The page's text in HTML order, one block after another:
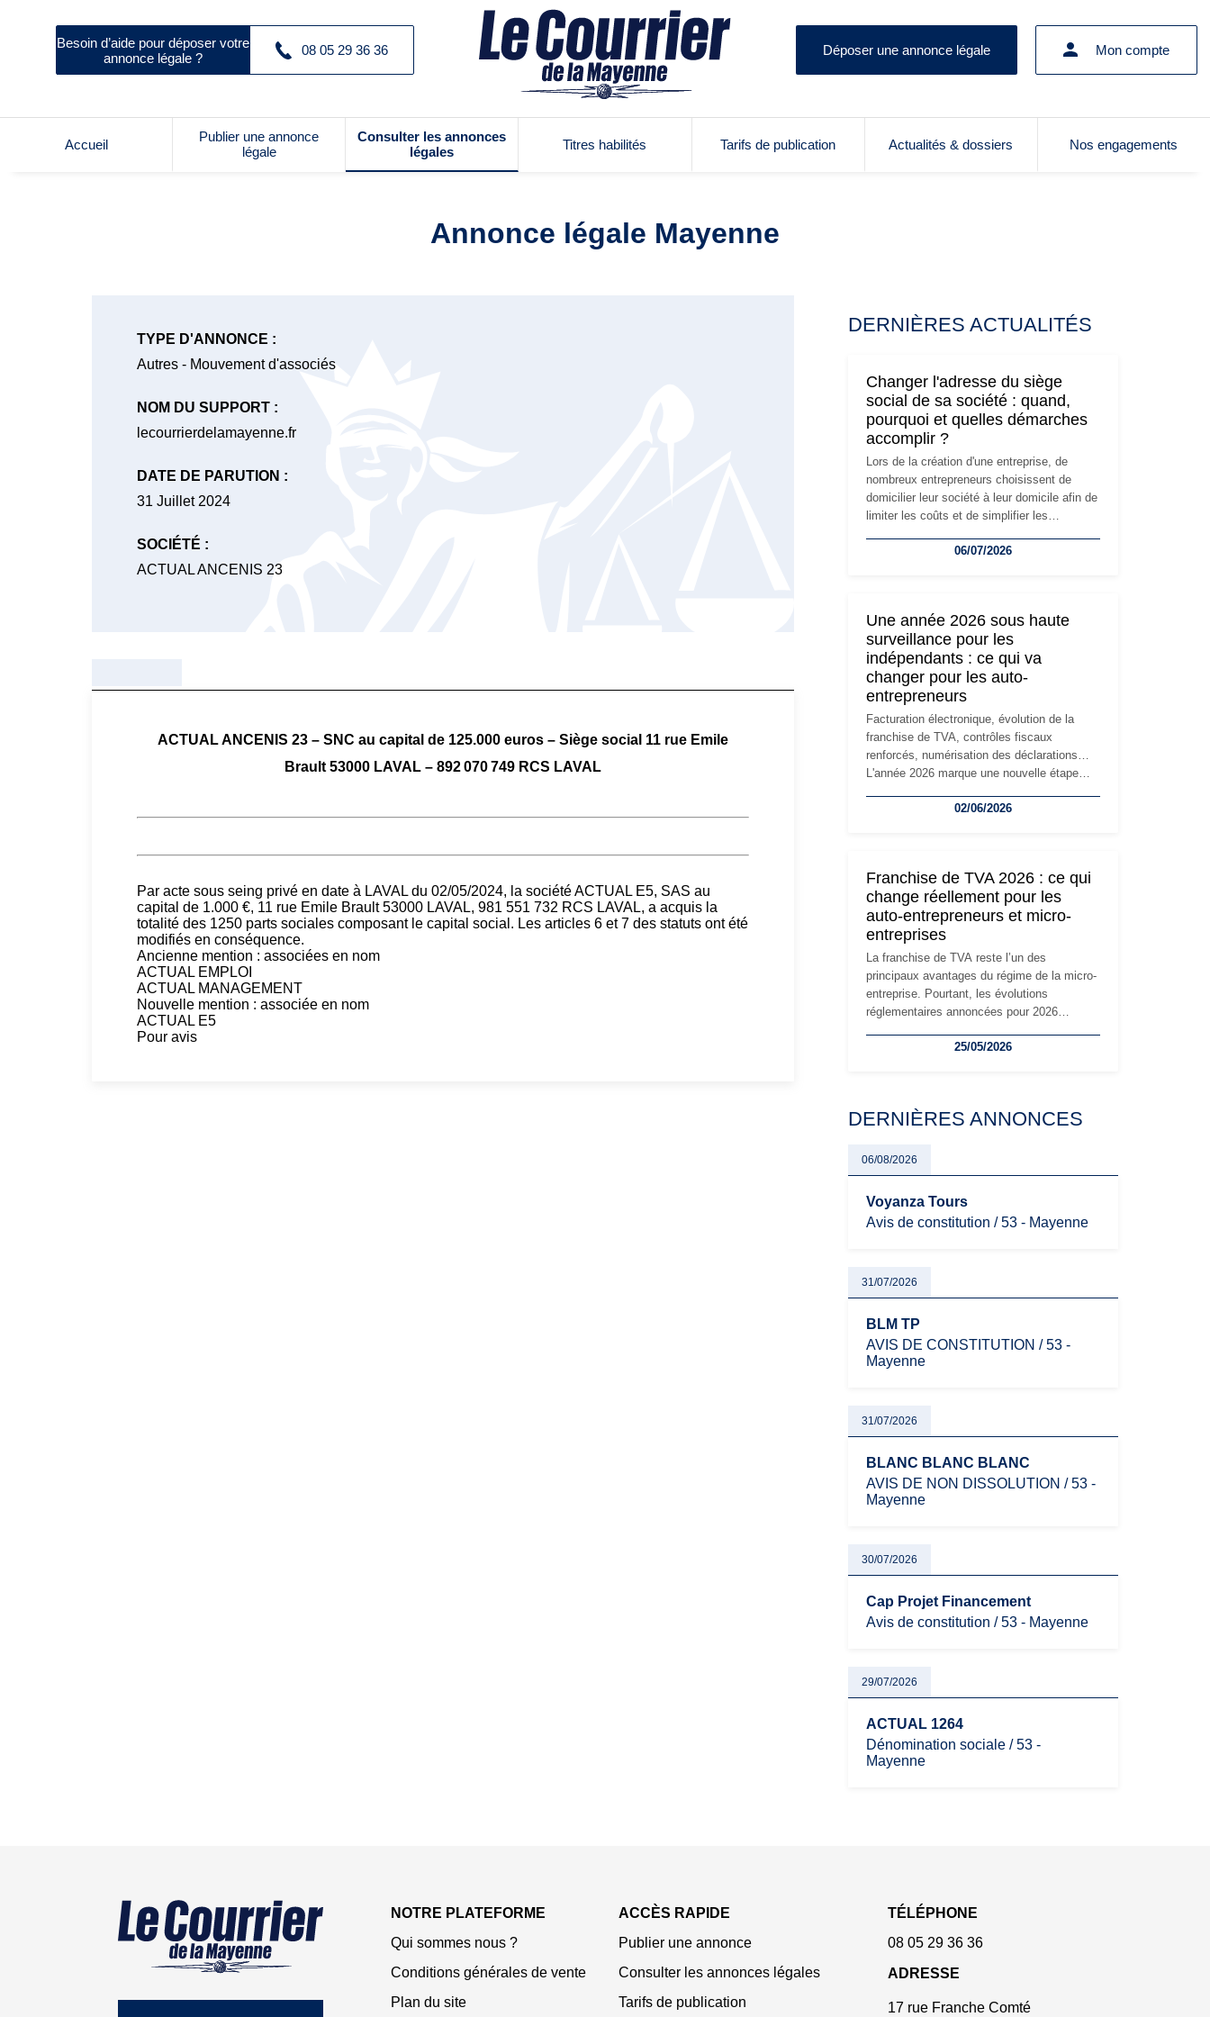
Besoin d’aide pour déposer votre
annonce légale ?
08 05 29 36 36 Déposer une annonce légale Mon compte
Accueil
Publier une annonce
légale
Consulter les annonces
légales
Titres habilités Tarifs de publication Actualités & dossiers Nos engagements
Annonce légale Mayenne
TYPE D'ANNONCE :
Autres - Mouvement d'associés
NOM DU SUPPORT :
lecourrierdelamayenne.fr
DATE DE PARUTION :
31 Juillet 2024
SOCIÉTÉ :
ACTUAL ANCENIS 23
ACTUAL ANCENIS 23 – SNC au capital de 125.000 euros – Siège social 11 rue Emile
Brault 53000 LAVAL – 892 070 749 RCS LAVAL
Par acte sous seing privé en date à LAVAL du 02/05/2024, la société ACTUAL E5, SAS au
capital de 1.000 €, 11 rue Emile Brault 53000 LAVAL, 981 551 732 RCS LAVAL, a acquis la
totalité des 1250 parts sociales composant le capital social. Les articles 6 et 7 des statuts ont été
modifiés en conséquence.
Ancienne mention : associées en nom
ACTUAL EMPLOI
ACTUAL MANAGEMENT
Nouvelle mention : associée en nom
ACTUAL E5
Pour avis
DERNIÈRES ACTUALITÉS
Changer l'adresse du siège
social de sa société : quand,
pourquoi et quelles démarches
accomplir ?
Lors de la création d'une entreprise, de
nombreux entrepreneurs choisissent de
domicilier leur société à leur domicile afin de
limiter les coûts et de simplifier les
l'activité, cette solution peut rapidement
siège social répond souvent à une nouvelle
étape de la vie de l'entreprise et implique
plusieurs formalités obligatoires.
06/07/2026
Une année 2026 sous haute
surveillance pour les
indépendants : ce qui va
changer pour les auto-
entrepreneurs
Facturation électronique, évolution de la
franchise de TVA, contrôles fiscaux
renforcés, numérisation des déclarations…
L'année 2026 marque une nouvelle étape
travailleurs indépendants. Si le régime de la
réglementaire plus exigeant. Décryptage des
principaux changements et des précautions
à prendre pour éviter les mauvaises
surprises.
02/06/2026
Franchise de TVA 2026 : ce qui
change réellement pour les
auto-entrepreneurs et micro-
entreprises
La franchise de TVA reste l’un des
principaux avantages du régime de la micro-
entreprise. Pourtant, les évolutions
réglementaires annoncées pour 2026
les auto-entrepreneurs, artisans et
évoluent dans un contexte de contrôle
oblige les indépendants à rester
particulièrement vigilants.
25/05/2026
DERNIÈRES ANNONCES
06/08/2026
Voyanza Tours
Avis de constitution / 53 - Mayenne
31/07/2026
BLM TP
AVIS DE CONSTITUTION / 53 -
Mayenne
31/07/2026
BLANC BLANC BLANC
AVIS DE NON DISSOLUTION / 53 -
Mayenne
30/07/2026
Cap Projet Financement
Avis de constitution / 53 - Mayenne
29/07/2026
ACTUAL 1264
Dénomination sociale / 53 -
Mayenne
NOTRE PLATEFORME
Qui sommes nous ?
Conditions générales de vente
Plan du site
ACCÈS RAPIDE
Publier une annonce
Consulter les annonces légales
Tarifs de publication
TÉLÉPHONE
08 05 29 36 36
ADRESSE
17 rue Franche Comté